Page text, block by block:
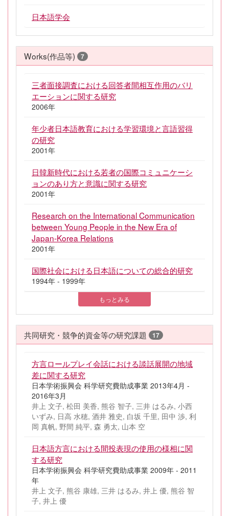
日本語学会
Works(作品等) 7
三者面接調査における回答者間相互作用のバリ
エーションに関する研究
2006年
年少者日本語教育における学習環境と言語習得
の研究
2001年
日韓新時代における若者の国際コミュニケーシ
ョンのあり方と意識に関する研究
2001年
Research on the International Communication
between Young People in the New Era of
Japan-Korea Relations
2001年
国際社会における日本語についての総合的研究
1994年 - 1999年
もっとみる
共同研究・競争的資金等の研究課題 17
方言ロールプレイ会話における談話展開の地域
差に関する研究
日本学術振興会 科学研究費助成事業 2013年4月 -
2016年3月
井上 文子, 松田 美香, 熊谷 智子, 三井 はるみ, 小西
いずみ, 日高 水穂, 酒井 雅史, 白坂 千里, 田中 渉, 利
岡 真帆, 野間 純平, 森 勇太, 山本 空
日本語方言における間投表現の使用の様相に関
する研究
日本学術振興会 科学研究費助成事業 2009年 - 2011
年
井上 文子, 熊谷 康雄, 三井 はるみ, 井上 優, 熊谷 智
子, 井上 優